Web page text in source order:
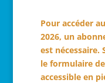
Pour accéder
2026, un
est nécessaire.
le formulaire
accessible en